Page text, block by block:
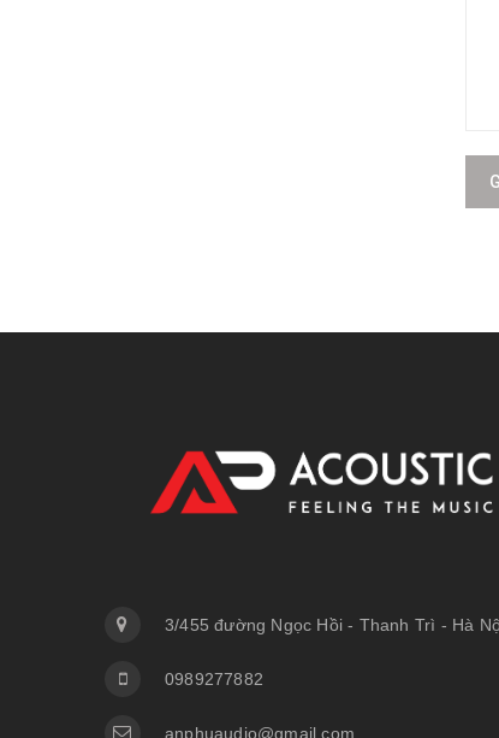
3/455 đường Ngọc Hồi - Thanh Trì - Hà
0989277882
anphuaudio@gmail.com